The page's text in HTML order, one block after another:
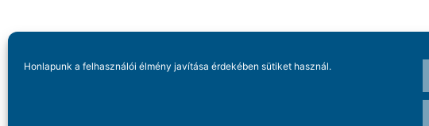
Honlapunk a felhasználói élmény javítása érdekében sütiket használ.